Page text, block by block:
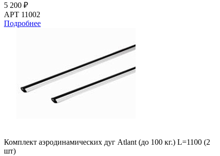
5 200 ₽
АРТ 11002
Подробнее
Комплект аэродинамических дуг Atlant (до 100 кг.) L=1100 (2
шт)